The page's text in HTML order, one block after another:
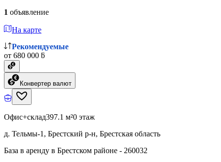
1 объявление
На карте
Рекомендуемые
от 680 000 ƃ
Конвертер валют
Офис+склад397.1 м²0 этаж
д. Тельмы-1, Брестский р-н, Брестская область
База в аренду в Брестском районе - 260032